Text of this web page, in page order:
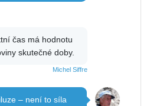
čas má hodnotu
skutečné doby.
Michel Siffre
– není to síla